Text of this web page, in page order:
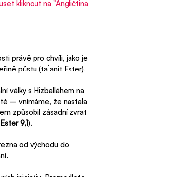
kliknout na "Angličtina
právě pro chvíli, jako je
půstu (ta´anit Ester).
války s Hizballáhem na
– vnímáme, že nastala
způsobil zásadní zvrat
Ester 9,1).
od východu do